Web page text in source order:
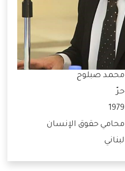
محمد صبلوح
حرّ
1979
محامي حقوق الإنسان
لبناني